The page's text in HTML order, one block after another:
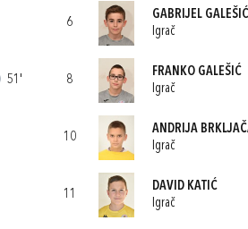
51'
6
GABRIJEL GALEŠIĆ
Igrač
8
FRANKO GALEŠIĆ
Igrač
10
ANDRIJA
Igrač
11
DAVID KATIĆ
Igrač